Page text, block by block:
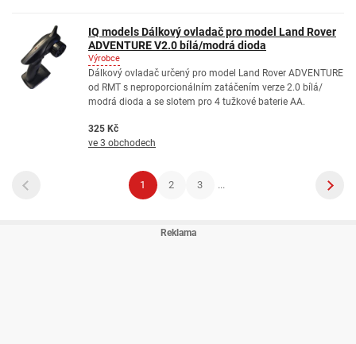
IQ models Dálkový ovladač pro model Land Rover
ADVENTURE V2.0 bílá/modrá dioda
Výrobce
Dálkový ovladač určený pro model Land Rover ADVENTURE
od RMT s neproporcionálním zatáčením verze 2.0 bílá/
modrá dioda a se slotem pro 4 tužkové baterie AA.
325 Kč
ve 3 obchodech
1 2 3 ...